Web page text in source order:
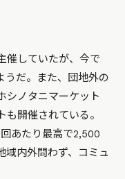
催していたが、今で
うだ。また、団地外の
シノタニマーケット
開催されている。
あたり最高で2,500
域内外問わず、コミュ